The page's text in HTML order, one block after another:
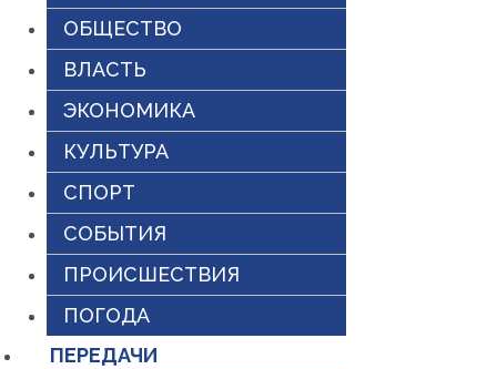
ОБЩЕСТВО
ВЛАСТЬ
ЭКОНОМИКА
КУЛЬТУРА
СПОРТ
СОБЫТИЯ
ПРОИСШЕСТВИЯ
ПОГОДА
ПЕРЕДАЧИ